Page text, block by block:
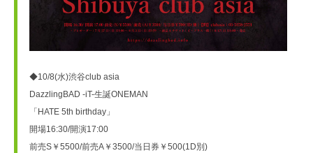
◆10/8(水)渋谷club asia
DazzlingBAD -iT-生誕ONEMAN
「HATE 5th birthday」
開場16:30/開演17:00
前売S￥5500/前売A￥3500/当日券￥500(1D別)